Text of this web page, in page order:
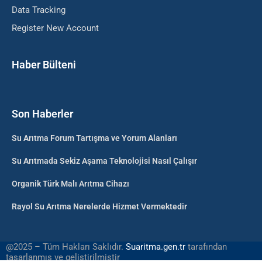
Data Tracking
Register New Account
Haber Bülteni
Son Haberler
Su Arıtma Forum Tartışma ve Yorum Alanları
Su Arıtmada Sekiz Aşama Teknolojisi Nasıl Çalışır
Organik Türk Malı Arıtma Cihazı
Rayol Su Arıtma Nerelerde Hizmet Vermektedir
@2025 – Tüm Hakları Saklıdır. Suaritma.gen.tr tarafından
tasarlanmış ve geliştirilmiştir